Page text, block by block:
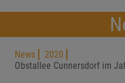
News
2020
Obstallee Cunnersdorf im